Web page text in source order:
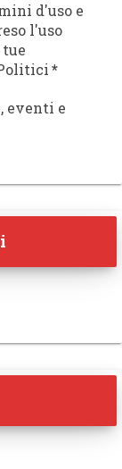
d'uso e
l'uso
*
eventi e